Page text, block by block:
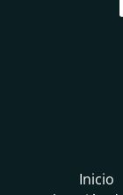
Inicio